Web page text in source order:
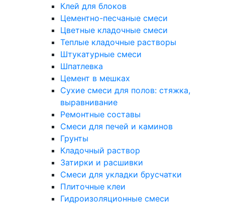
Клей для блоков
Цементно-песчаные смеси
Цветные кладочные смеси
Теплые кладочные растворы
Штукатурные смеси
Шпатлевка
Цемент в мешках
Сухие смеси для полов: стяжка,
выравнивание
Ремонтные составы
Смеси для печей и каминов
Грунты
Кладочный раствор
Затирки и расшивки
Смеси для укладки брусчатки
Плиточные клеи
Гидроизоляционные смеси